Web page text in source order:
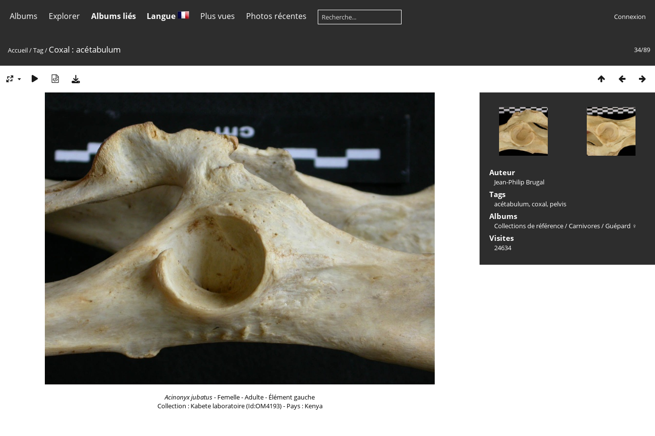
Albums Explorer Albums liés Langue Plus vues Photos récentes Connexion
34/89
Accueil/Tag/ Coxal : acétabulum
Acinonyx jubatus- Femelle - Adulte - Élément gauche
Collection : Kabete laboratoire (Id:OM4193) - Pays : Kenya
Auteur
Jean-Philip Brugal
Tags
acétabulum,coxal, pelvis
Albums
Collections de référence/Carnivores/Guépard ♀
Visites
24634